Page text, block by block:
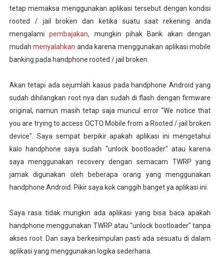
tetap memaksa menggunakan aplikasi tersebut dengan kondisi
rooted / jail broken dan ketika suatu saat rekening anda
mengalamipembajakan, mungkin pihak Bank akan dengan
mudahmenyalahkan anda karena menggunakan aplikasi mobile
banking pada handphone rooted / jail broken.
Akan tetapi ada sejumlah kasus pada handphone Android yang
sudah dihilangkan root nya dan sudah di flash dengan firmware
original, namun masih tetap saja muncul error "We notice that
you are trying to access OCTO Mobile from a Rooted / jail broken
device". Saya sempat berpikir apakah aplikasi ini mengetahui
kalo handphone saya sudah "unlock bootloader" atau karena
saya menggunakan recovery dengan semacam TWRP yang
jamak digunakan oleh beberapa orang yang menggunakan
handphone Android. Pikir saya kok canggih banget ya aplikasi ini.
Saya rasa tidak mungkin ada aplikasi yang bisa baca apakah
handphone menggunakan TWRP atau "unlock bootloader" tanpa
akses root. Dan saya berkesimpulan pasti ada sesuatu di dalam
aplikasi yang menggunakan logika sederhana.